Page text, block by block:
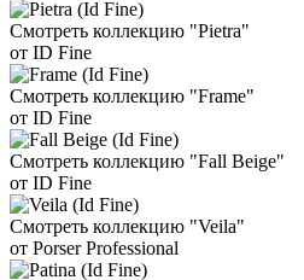
Смотреть коллекцию "Pietra"
от ID Fine
Смотреть коллекцию "Frame"
от ID Fine
Смотреть коллекцию "Fall Beige"
от ID Fine
Смотреть коллекцию "Veila"
от Porser Professional